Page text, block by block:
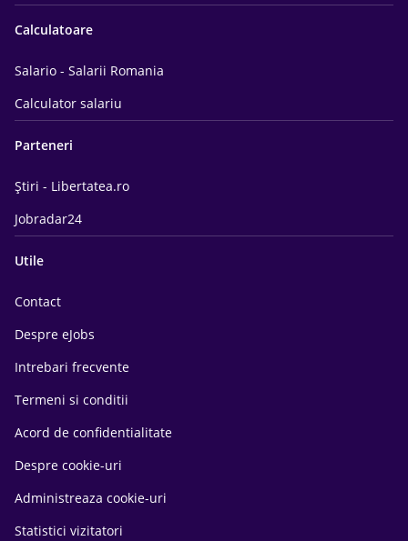
Calculatoare
Salario - Salarii Romania
Calculator salariu
Parteneri
Știri - Libertatea.ro
Jobradar24
Utile
Contact
Despre eJobs
Intrebari frecvente
Termeni si conditii
Acord de confidentialitate
Despre cookie-uri
Administreaza cookie-uri
Statistici vizitatori